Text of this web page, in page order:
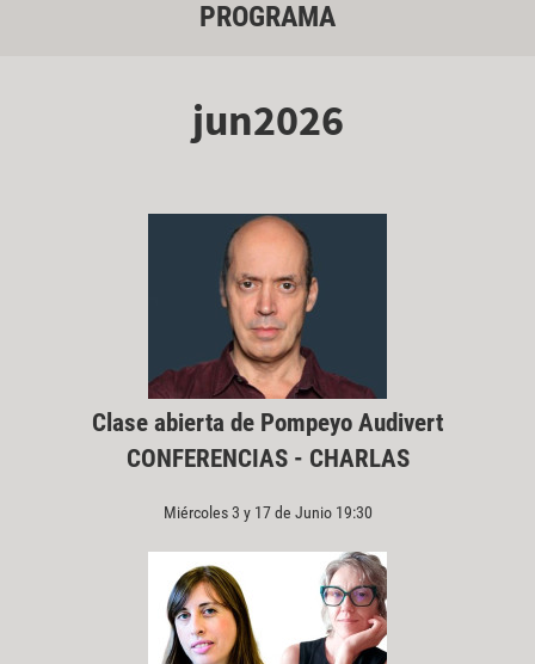
PROGRAMA
jun2026
Clase abierta de Pompeyo Audivert
CONFERENCIAS - CHARLAS
Miércoles 3 y 17 de Junio 19:30